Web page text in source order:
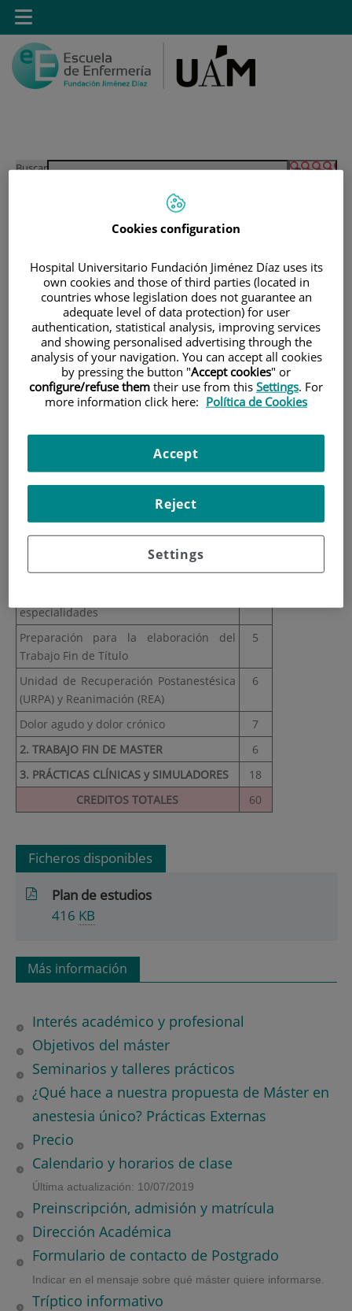
Saltar al contenido
SaltarBuscar
Toggle
navigation
MÁSTER PROPIO POR LA UAM EN CUIDADOS
AVANZADOS DEL PACIENTE EN ANESTESIA,
REANIMACIÓN Y TRATAMIENTO DEL DOLOR
MÓDULOS MATERIAS Y ASIGNATURAS
Módulos materias y
asignaturas
Tabla-resumen de módulos y asignaturas
MÓDULO/AISGNATURA
ECTS
1. ASIGNATURAS OBLIGATORIAS
Fundamentos de la anestesia y bases
8
Conceptualización de la anestesia y su
especialidades
10
Preparación para la elaboración del
Trabajo Fin de Título
5
Unidad de Recuperación Postanestésica
(URPA) y Reanimación (REA)
6
Dolor agudo y dolor crónico
7
2. TRABAJO FIN DE MASTER
6
3. PRÁCTICAS CLÍNICAS y SIMULADORES
18
CREDITOS TOTALES
60
Ficheros disponibles
Plan de estudios
416 KB
Más información
Interés académico y profesional
Objetivos del máster
Seminarios y talleres prácticos
¿Qué hace a nuestra propuesta de Máster en
anestesia único? Prácticas Externas
Precio
Calendario y horarios de clase
Última actualización: 10/07/2019
Preinscripción, admisión y matrícula
Dirección Académica
Formulario de contacto de Postgrado
Indicar en el mensaje sobre qué máster quiere informarse.
Tríptico informativo
Cookies configuration
Hospital Universitario Fundación Jiménez Díaz uses its
own cookies and those of third parties (located in
countries whose legislation does not guarantee an
adequate level of data protection) for user
authentication, statistical analysis, improving services
and showing personalised advertising through the
analysis of your navigation. You can accept all cookies
by pressing the button "Accept cookies" or
configure/refuse them their use from this Settings. For
more information click here: Política de Cookies
Settings
Reject
Accept